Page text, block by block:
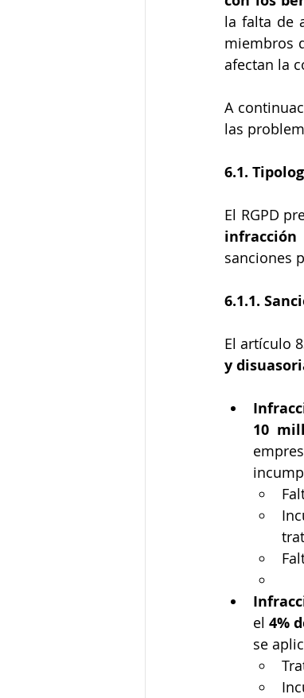
la falta de
miembros
afectan la
A
las
6.1.
El RGPD
infracción
sanciones
6.1.1.
El artículo
y
10
el 4%
se